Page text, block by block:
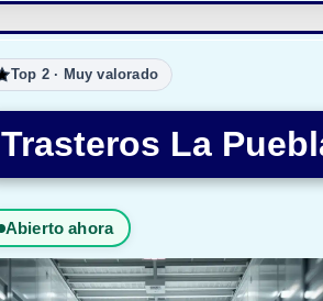
Top 2 · Muy valorado
Trasteros La
Abierto ahora